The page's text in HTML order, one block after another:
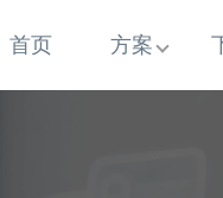
首页 方案